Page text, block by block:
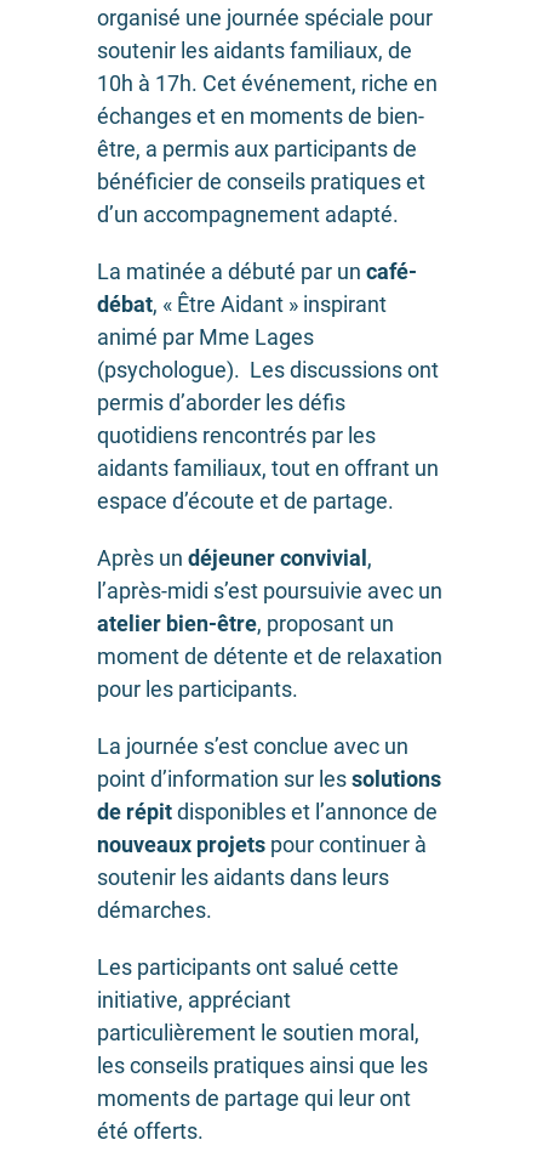
organisé une journée spéciale pour
soutenir les aidants familiaux, de
10h à 17h. Cet événement, riche en
échanges et en moments de bien-
être, a permis aux participants de
bénéficier de conseils pratiques et
d’un accompagnement adapté.
La matinée a débuté par un café-
débat, « Être Aidant » inspirant
animé par Mme Lages
(psychologue). Les discussions ont
permis d’aborder les défis
quotidiens rencontrés par les
aidants familiaux, tout en offrant un
espace d’écoute et de partage.
Après un déjeuner convivial ,
l’après-midi s’est poursuivie avec un
atelier bien-être, proposant un
moment de détente et de relaxation
pour les participants.
La journée s’est conclue avec un
point d’information sur lessolutions
de répitdisponibles et l’annonce de
nouveaux projetspour continuer à
soutenir les aidants dans leurs
démarches.
Les participants ont salué cette
initiative, appréciant
particulièrement le soutien moral,
les conseils pratiques ainsi que les
moments de partage qui leur ont
été offerts.